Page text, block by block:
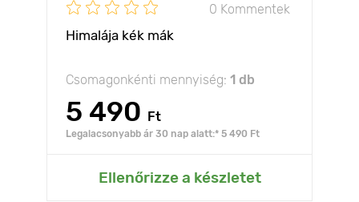
0 Kommentek
Himalája kék mák
Csomagonkénti mennyiség: 1 db
5 490 Ft
Legalacsonyabb ár 30 nap alatt:* 5 490 Ft
Ellenőrizze a készletet